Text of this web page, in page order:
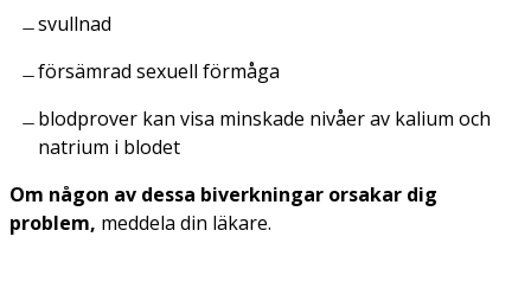
svullnad
försämrad sexuell förmåga
blodprover kan visa minskade nivåer av kalium och
natrium i blodet
Om någon av dessa biverkningar orsakar dig
problem, meddela din läkare.